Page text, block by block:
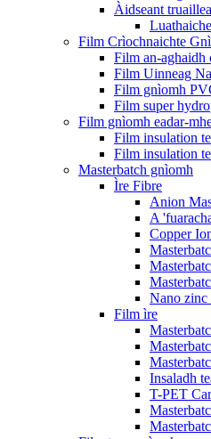
Àidseant
Film Crìochnaichte
Film an-
Film Uinneag
Film gnìomh
Film super
Film gnìomh eadar-
Film insulation
Film insulation
Masterbatch gnìomh
Ìre Fibre
Anion
A
Copper
Nano
Film ìre
Insaladh
T-PET